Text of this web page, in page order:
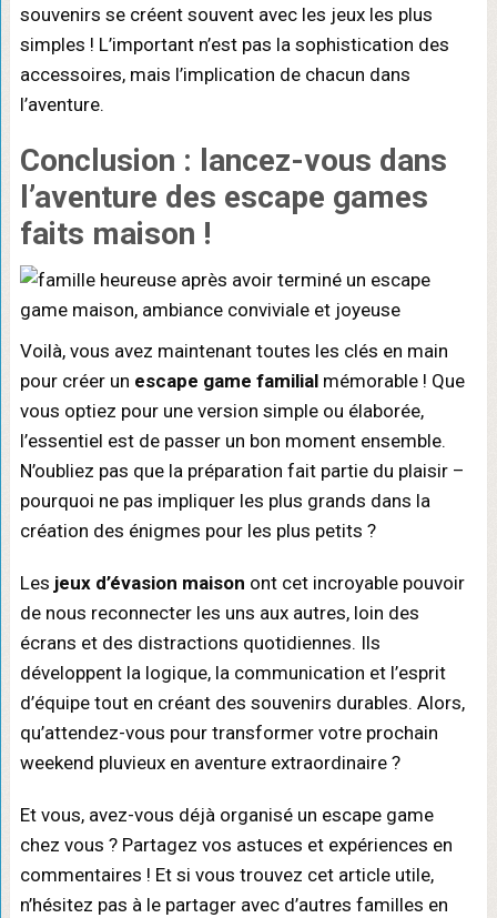
souvenirs se créent souvent avec les jeux les plus
simples ! L’important n’est pas la sophistication des
accessoires, mais l’implication de chacun dans
l’aventure.
Conclusion : lancez-vous dans
l’aventure des escape games
faits maison !
Voilà, vous avez maintenant toutes les clés en main
pour créer un escape game familialmémorable ! Que
vous optiez pour une version simple ou élaborée,
l’essentiel est de passer un bon moment ensemble.
N’oubliez pas que la préparation fait partie du plaisir –
pourquoi ne pas impliquer les plus grands dans la
création des énigmes pour les plus petits ?
Les jeux d’évasion maison ont cet incroyable pouvoir
de nous reconnecter les uns aux autres, loin des
écrans et des distractions quotidiennes. Ils
développent la logique, la communication et l’esprit
d’équipe tout en créant des souvenirs durables. Alors,
qu’attendez-vous pour transformer votre prochain
weekend pluvieux en aventure extraordinaire ?
Et vous, avez-vous déjà organisé un escape game
chez vous ? Partagez vos astuces et expériences en
commentaires ! Et si vous trouvez cet article utile,
n’hésitez pas à le partager avec d’autres familles en